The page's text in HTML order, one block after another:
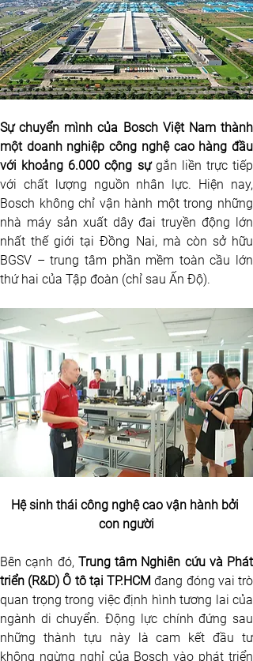
Sự chuyển mình của Bosch Việt Nam thành
một doanh nghiệp công nghệ cao hàng đầu
với khoảng 6.000 cộng sự gắn liền trực tiếp
với chất lượng nguồn nhân lực. Hiện nay,
Bosch không chỉ vận hành một trong những
nhà máy sản xuất dây đai truyền động lớn
nhất thế giới tại Đồng Nai, mà còn sở hữu
BGSV – trung tâm phần mềm toàn cầu lớn
thứ hai của Tập đoàn (chỉ sau Ấn Độ).
Hệ sinh thái công nghệ cao vận hành bởi
con người
Bên cạnh đó, Trung tâm Nghiên cứu và Phát
triển (R&D) Ô tô tại TP.HCM đang đóng vai trò
quan trọng trong việc định hình tương lai của
ngành di chuyển. Động lực chính đứng sau
những thành tựu này là cam kết đầu tư
không ngừng nghỉ của Bosch vào phát triển